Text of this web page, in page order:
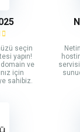
seçin
yapın!
domain ve
için
sahibiz.